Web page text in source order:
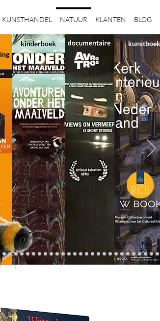
KUNSTHANDEL NATUUR KLANTEN BLOG
kunstboek